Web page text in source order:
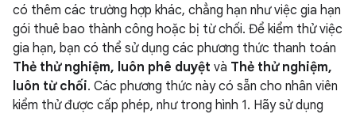
có thêm các trường hợp khác, chẳng hạn như việc gia hạn
gói thuê bao thành công hoặc bị từ chối. Để kiểm thử việc
gia hạn, bạn có thể sử dụng các phương thức thanh toán
Thẻ thử nghiệm, luôn phê duyệt và Thẻ thử nghiệm,
luôn từ chối. Các phương thức này có sẵn cho nhân viên
kiểm thử được cấp phép, như trong hình 1. Hãy sử dụng